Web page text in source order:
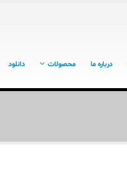
درباره ما محصولات دانلود